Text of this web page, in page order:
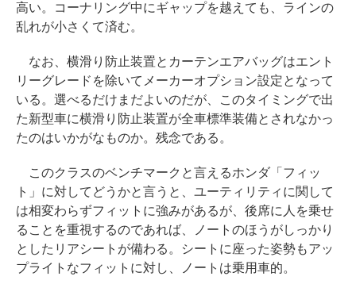
高い。コーナリング中にギャップを越えても、ラインの
乱れが小さくて済む。
なお、横滑り防止装置とカーテンエアバッグはエント
リーグレードを除いてメーカーオプション設定となって
いる。選べるだけまだよいのだが、このタイミングで出
た新型車に横滑り防止装置が全車標準装備とされなかっ
たのはいかがなものか。残念である。
このクラスのベンチマークと言えるホンダ「フィッ
ト」に対してどうかと言うと、ユーティリティに関して
は相変わらずフィットに強みがあるが、後席に人を乗せ
ることを重視するのであれば、ノートのほうがしっかり
としたリアシートが備わる。シートに座った姿勢もアッ
プライトなフィットに対し、ノートは乗用車的。